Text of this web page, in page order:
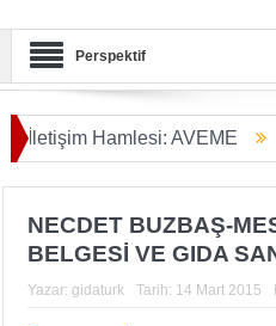
Perspektif
Hamlesi: AVEME
Tarım Dönüşümü Başladı
NECDET BUZBAŞ-
BELGESİ VE GIDA
Yazar: gidaturk Tarih: 14 Mart 2015